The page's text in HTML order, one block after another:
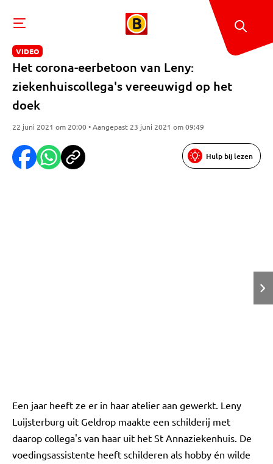
VIDEO
Het corona-eerbetoon van Leny:
ziekenhuiscollega's vereeuwigd op het
doek
22 juni 2021 om 20:00 • Aangepast 23 juni 2021 om 09:49
Hulp bij lezen
Een jaar heeft ze er in haar atelier aan gewerkt. Leny
Luijsterburg uit Geldrop maakte een schilderij met
daarop collega's van haar uit het St Annaziekenhuis. De
voedingsassistente heeft schilderen als hobby én wilde